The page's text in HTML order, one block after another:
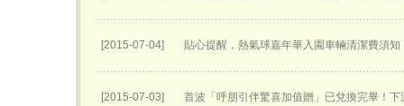
[2015-07-04] 貼心提醒，熱氣球嘉年華入園車輛清潔費須知
[2015-07-03] 首波「呼朋引伴驚喜加值贈」已兌換完畢！下